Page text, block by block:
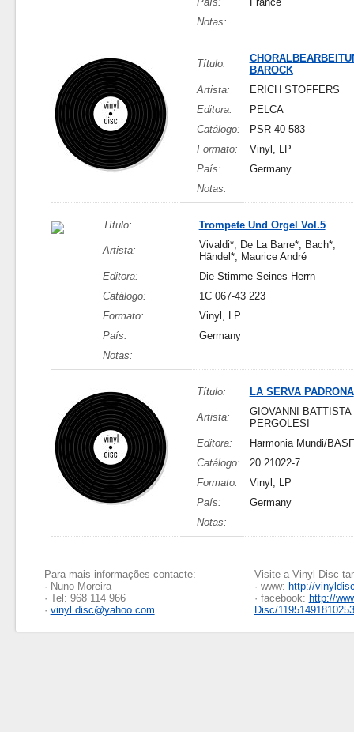
Notas:
Título:
BAROCK
Artista:
ERICH STOFFERS
Editora:
PELCA
Catálogo:
PSR 40 583
Formato:
Vinyl, LP
País:
Germany
Notas:
Título: Trompete Und Orgel Vol.5
Artista:
Vivaldi*, De La Barre*, Bach*,
Händel*, Maurice André
Editora:
Die Stimme Seines Herrn
Catálogo:
1C 067-43 223
Formato:
Vinyl, LP
País:
Germany
Notas:
Título: LA SERVA PADRONA
Artista:
GIOVANNI BATTISTA
PERGOLESI
Editora:
Harmonia Mundi/BASF
Catálogo:
20 21022-7
Formato:
Vinyl, LP
País:
Germany
Notas:
Para mais informações contacte:
· Nuno Moreira
· Tel: 968 114 966
· vinyl.disc@yahoo.com
Visite a Vinyl Disc
· www: http://
· facebook: http://
Disc/